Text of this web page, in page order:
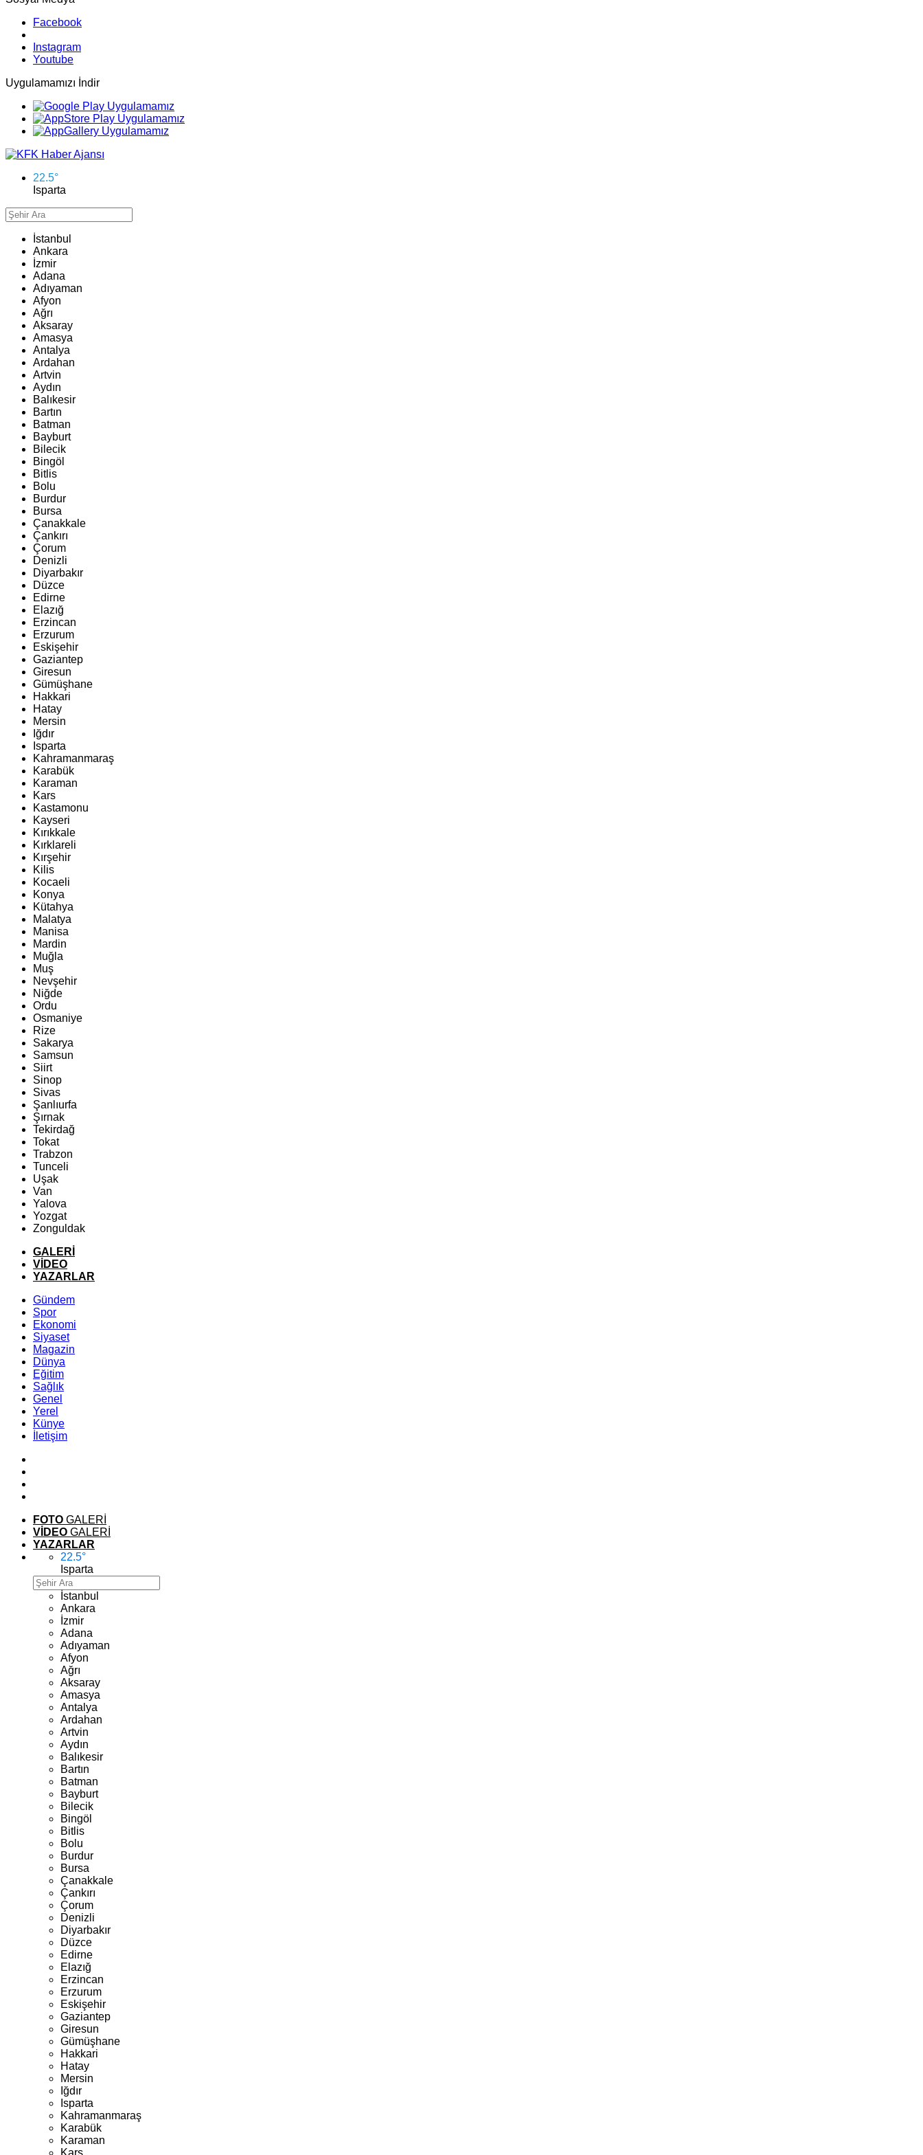
Facebook
Instagram
Youtube
Uygulamamızı İndir
22.5°
Isparta
İstanbul
Ankara
İzmir
Adana
Adıyaman
Afyon
Ağrı
Aksaray
Amasya
Antalya
Ardahan
Artvin
Aydın
Balıkesir
Bartın
Batman
Bayburt
Bilecik
Bingöl
Bitlis
Bolu
Burdur
Bursa
Çanakkale
Çankırı
Çorum
Denizli
Diyarbakır
Düzce
Edirne
Elazığ
Erzincan
Erzurum
Eskişehir
Gaziantep
Giresun
Gümüşhane
Hakkari
Hatay
Mersin
Iğdır
Isparta
Kahramanmaraş
Karabük
Karaman
Kars
Kastamonu
Kayseri
Kırıkkale
Kırklareli
Kırşehir
Kilis
Kocaeli
Konya
Kütahya
Malatya
Manisa
Mardin
Muğla
Muş
Nevşehir
Niğde
Ordu
Osmaniye
Rize
Sakarya
Samsun
Siirt
Sinop
Sivas
Şanlıurfa
Şırnak
Tekirdağ
Tokat
Trabzon
Tunceli
Uşak
Van
Yalova
Yozgat
Zonguldak
GALERİ
VİDEO
YAZARLAR
Gündem
Spor
Ekonomi
Siyaset
Magazin
Dünya
Eğitim
Sağlık
Genel
Yerel
Künye
İletişim
FOTO GALERİ
VİDEO GALERİ
YAZARLAR
22.5°
Isparta
İstanbul
Ankara
İzmir
Adana
Adıyaman
Afyon
Ağrı
Aksaray
Amasya
Antalya
Ardahan
Artvin
Aydın
Balıkesir
Bartın
Batman
Bayburt
Bilecik
Bingöl
Bitlis
Bolu
Burdur
Bursa
Çanakkale
Çankırı
Çorum
Denizli
Diyarbakır
Düzce
Edirne
Elazığ
Erzincan
Erzurum
Eskişehir
Gaziantep
Giresun
Gümüşhane
Hakkari
Hatay
Mersin
Iğdır
Isparta
Kahramanmaraş
Karabük
Karaman
Kars